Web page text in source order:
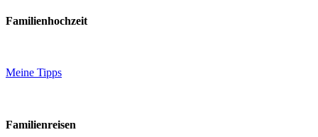
Familienhochzeit
Meine Tipps
Familienreisen